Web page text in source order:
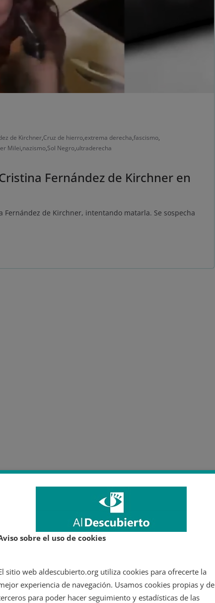
de Kirchner,Cruz de hierro,extrema derecha,fascismo,
Milei,nazismo,Sol Negro,ultraderecha
Fernández de Kirchner en
de Kirchner, intentando matarla. Se sospecha
sobre el uso de cookies
sitio web aldescubierto.org utiliza cookies para ofrecerte la
experiencia de navegación. Usamos cookies propias y de
para poder hacer seguimiento y estadísticas de las